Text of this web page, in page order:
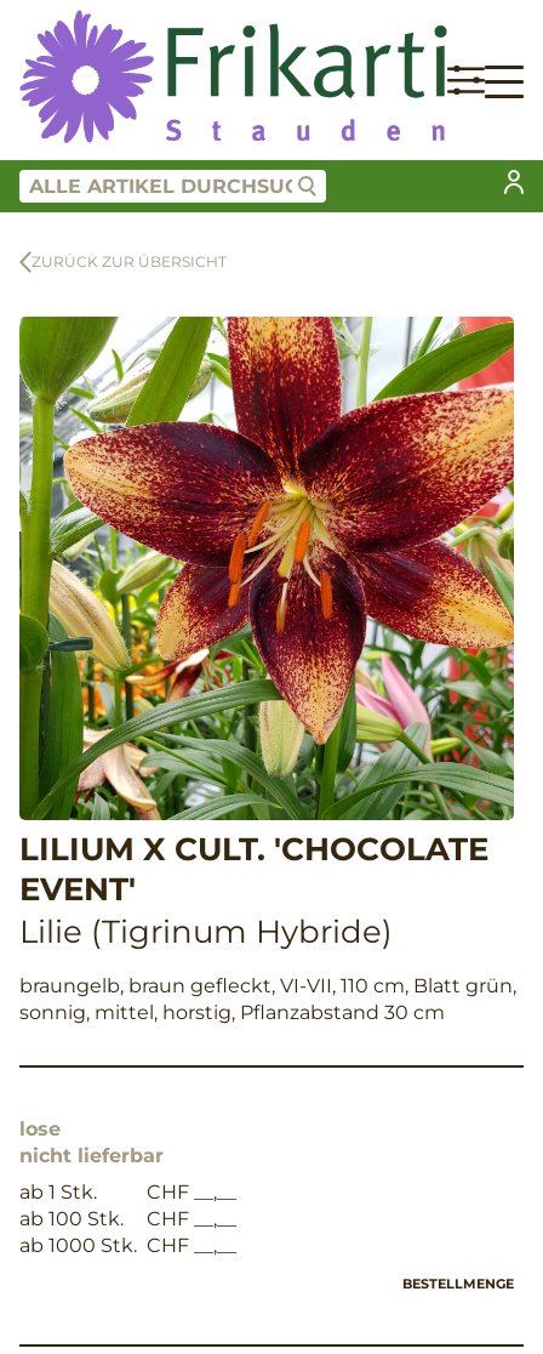
ZURÜCK ZUR ÜBERSICHT
LILIUM X CULT. 'CHOCOLATE
EVENT'
Lilie (Tigrinum Hybride)
braungelb, braun gefleckt, VI-VII, 110 cm, Blatt grün,
sonnig, mittel, horstig, Pflanzabstand 30 cm
lose
nicht lieferbar
ab 1 Stk.
CHF __,__
ab 100 Stk.
CHF __,__
ab 1000 Stk. CHF __,__
BESTELLMENGE